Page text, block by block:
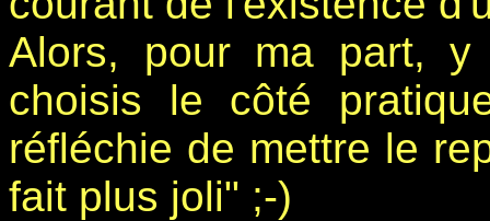
Alors, pour ma part, y
choisis le côté
réfléchie de mettre le
fait plus joli" ;-)